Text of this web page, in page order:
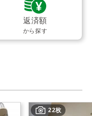
返済額
から探す
22枚